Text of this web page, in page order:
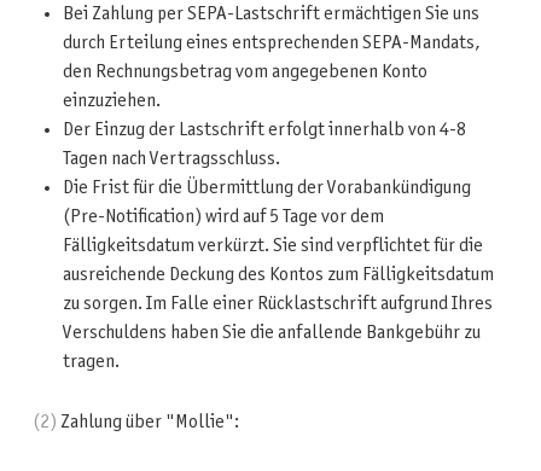
Bei Zahlung per SEPA-Lastschrift ermächtigen Sie uns
durch Erteilung eines entsprechenden SEPA-Mandats,
den Rechnungsbetrag vom angegebenen Konto
einzuziehen.
Der Einzug der Lastschrift erfolgt innerhalb von 4-8
Tagen nach Vertragsschluss.
Die Frist für die Übermittlung der Vorabankündigung
(Pre-Notification) wird auf 5 Tage vor dem
Fälligkeitsdatum verkürzt. Sie sind verpflichtet für die
ausreichende Deckung des Kontos zum Fälligkeitsdatum
zu sorgen. Im Falle einer Rücklastschrift aufgrund Ihres
Verschuldens haben Sie die anfallende Bankgebühr zu
tragen.
(2) Zahlung über "Mollie":